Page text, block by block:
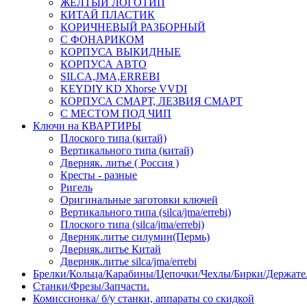
ЖЕЛТЫЙ ЛОГОТИП
КИТАЙ ПЛАСТИК
КОРИЧНЕВЫЙ РАЗБОРНЫЙ
С ФОНАРИКОМ
КОРПУСА ВЫКИДНЫЕ
КОРПУСА АВТО
SILCA,JMA,ERREBI
KEYDIY KD Xhorse VVDI
КОРПУСА СМАРТ, ЛЕЗВИЯ СМАРТ
С МЕСТОМ ПОД ЧИП
Ключи на КВАРТИРЫ
Плоского типа (китай)
Вертикального типа (китай)
Дверняк. литье ( Россия )
Кресты - разные
Ригель
Оригинальные заготовки ключей
Вертикального типа (silca/jma/errebi)
Плоского типа (silca/jma/errebi)
Дверняк.литье силумин(Пермь)
Дверняк.литье Китай
Дверняк.литье silca/jma/errebi
Брелки/Кольца/Карабины/Цепочки/Чехлы/Бирки/
Станки/Фрезы/Запчасти.
Комиссионка/ б/у станки, аппараты со скидкой